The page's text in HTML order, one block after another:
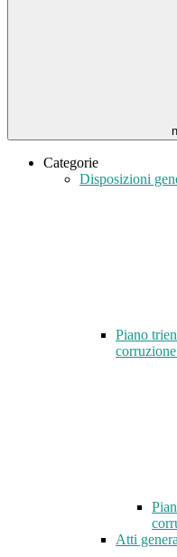
Categorie
Disposizioni
Piano
Atti